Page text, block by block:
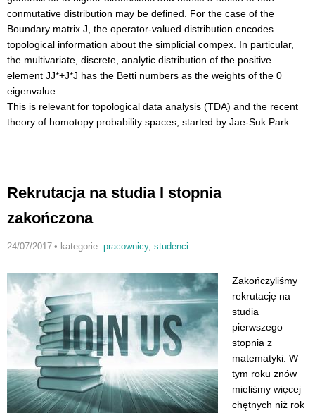
conmutative distribution may be defined. For the case of the
Boundary matrix J, the operator-valued distribution encodes
topological information about the simplicial compex. In particular,
the multivariate, discrete, analytic distribution of the positive
element JJ*+J*J has the Betti numbers as the weights of the 0
eigenvalue.
This is relevant for topological data analysis (TDA) and the recent
theory of homotopy probability spaces, started by Jae-Suk Park.
Rekrutacja na studia I stopnia
zakończona
24/07/2017 • kategorie: pracownicy, studenci
Zakończyliśmy
rekrutację na
studia
pierwszego
stopnia z
matematyki. W
tym roku znów
mieliśmy więcej
chętnych niż rok